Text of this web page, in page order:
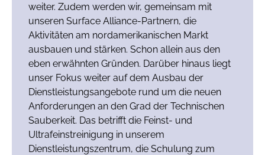
weiter. Zudem werden wir, gemeinsam mit
unseren Surface Alliance-Partnern, die
Aktivitäten am nordamerikanischen Markt
ausbauen und stärken. Schon allein aus den
eben erwähnten Gründen. Darüber hinaus liegt
unser Fokus weiter auf dem Ausbau der
Dienstleistungsangebote rund um die neuen
Anforderungen an den Grad der Technischen
Sauberkeit. Das betrifft die Feinst- und
Ultrafeinstreinigung in unserem
Dienstleistungszentrum, die Schulung zum